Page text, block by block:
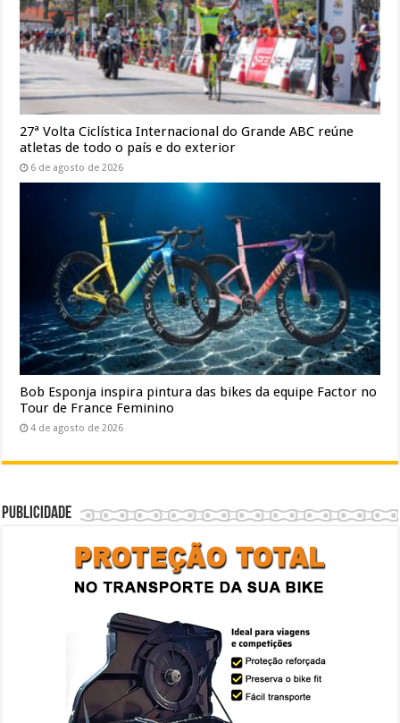
27ª Volta Ciclística Internacional do Grande ABC reúne
atletas de todo o país e do exterior
6 de agosto de 2026
Bob Esponja inspira pintura das bikes da equipe Factor no
Tour de France Feminino
4 de agosto de 2026
Publicidade